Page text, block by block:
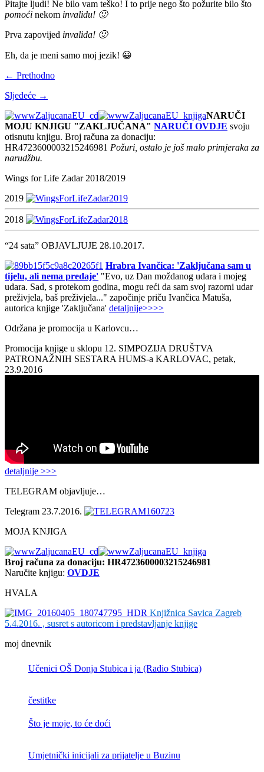
Pitajte ljudi! Ne bilo vam teško! I to prije nego što požurite bilo što
pomoći nekom invalidu! 🙂
Prva zapovijed invalida! 🙂
Eh, da je meni samo moj jezik! 😀
← Prethodno
Sljedeće →
NARUČI
MOJU KNJIGU "ZAKLJUČANA" NARUČI OVDJE svoju
otisnutu knjigu. Broj računa za donaciju:
HR4723600003215246981 Požuri, ostalo je još malo primjeraka za
narudžbu.
Wings for Life Zadar 2018/2019
2019
2018
“24 sata” OBJAVLJUJE 28.10.2017.
Hrabra Ivančica: 'Zaključana sam u
tijelu, ali nema predaje' "Evo, uz Dan moždanog udara i mojeg
udara. Sad, s protekom godina, mogu reći da sam svoj razorni udar
preživjela, baš preživjela..." započinje priču Ivančica Matuša,
autorica knjige 'Zaključana' detaljnije>>>>
Održana je promocija u Karlovcu…
Promocija knjige u sklopu 12. SIMPOZIJA DRUŠTVA
PATRONAŽNIH SESTARA HUMS-a KARLOVAC, petak,
23.9.2016
detaljnije >>>
TELEGRAM objavljuje…
Telegram 23.7.2016.
MOJA KNJIGA
Broj računa za donaciju: HR4723600003215246981
Naručite knjigu: OVDJE
HVALA
Knjižnica Savica Zagreb
5.4.2016. , susret s autoricom i predstavljanje knjige
moj dnevnik
Učenici OŠ Donja Stubica i ja (Radio Stubica)
čestitke
Što je moje, to će doći
Umjetnički inicijali za prijatelje u Buzinu